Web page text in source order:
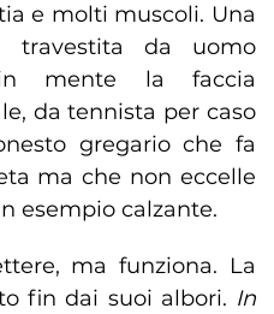
e molti muscoli. Una
travestita da uomo
mente la faccia
da tennista per caso
gregario che fa
ma che non eccelle
esempio calzante.
ma funziona. La
fin dai suoi albori. In